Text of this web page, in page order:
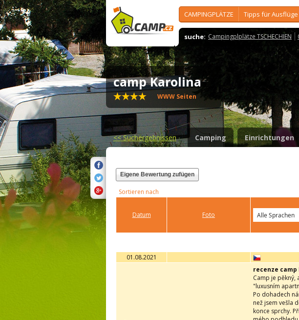
CAMPINGPLÄTZE Tipps für Ausflüge
suche: Campingplplätze TSCHECHIEN
camp Karolina
WWW Seiten
<<Suchergebnissen Camping Einrichtungen
Eigene Bewertung zufügen
Sortieren nach
Datum Foto
01.08.2021
recenze camp
Camp je pěkný,
"luxusním
Po dohadech
než jsem vešla
konce sprchy.